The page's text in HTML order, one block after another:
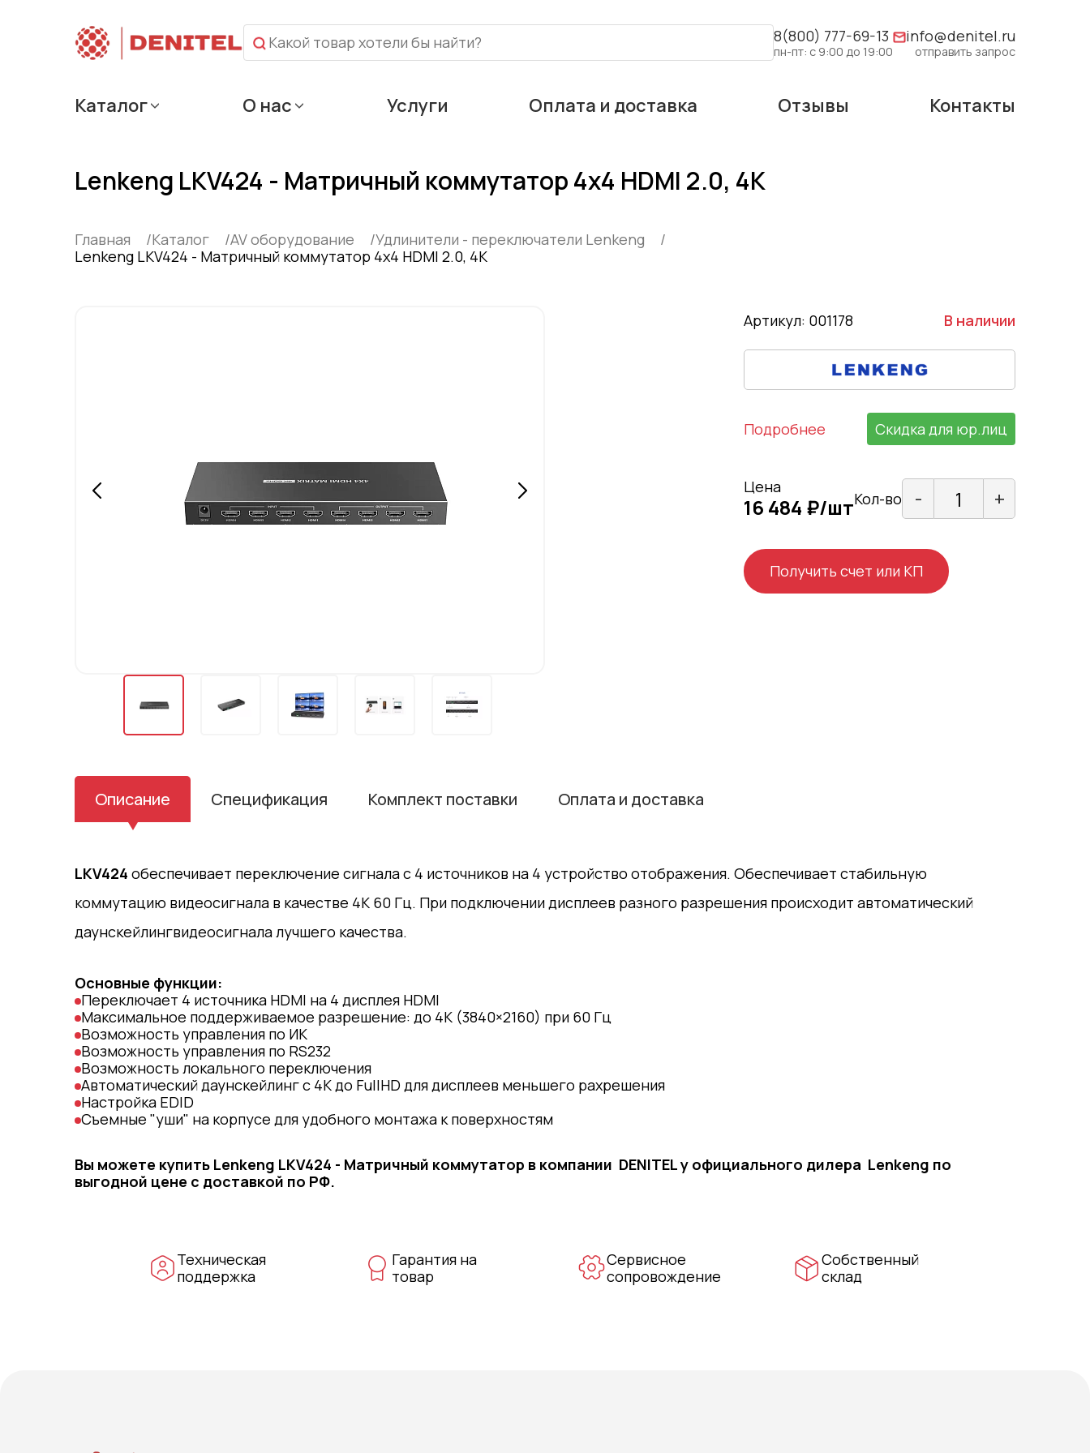
8(800) 777-69-13
пн-пт: с 9:00 до 19:00
info@denitel.ru
отправить запрос
Каталог О нас Услуги Оплата и доставка Отзывы Контакты
Lenkeng LKV424 - Матричный коммутатор 4x4 HDMI 2.0, 4K
Главная Каталог AV оборудование
Удлинители - переключатели Lenkeng
Lenkeng LKV424 - Матричный коммутатор 4x4 HDMI 2.0, 4K
Артикул: 001178 В наличии
Подробнее Скидка для юр.лиц
Цена
16 484 ₽/штКол-во - +
Получить счет или КП
Описание Спецификация Комплект поставки Оплата и доставка
LKV424 обеспечивает переключение сигнала с 4 источников на 4 устройство отображения. Обеспечивает стабильную
коммутацию видеосигнала в качестве 4K 60 Гц. При подключении дисплеев разного разрешения происходит автоматический
даунскейлингвидеосигнала лучшего качества.
Основные функции:
Переключает 4 источника HDMI на 4 дисплея HDMI
Максимальное поддерживаемое разрешение: до 4K (3840×2160) при 60 Гц
Возможность управления по ИК
Возможность управления по RS232
Возможность локального переключения
Автоматический даунскейлинг с 4К до FullHD для дисплеев меньшего рахрешения
Настройка EDID
Съемные "уши" на корпусе для удобного монтажа к поверхностям
Вы можете купить Lenkeng LKV424 - Матричный коммутатор в компании DENITEL у официального дилера Lenkeng по
выгодной цене с доставкой по РФ.
Техническая
поддержка
Гарантия на
товар
Сервисное
сопровождение
Собственный
склад